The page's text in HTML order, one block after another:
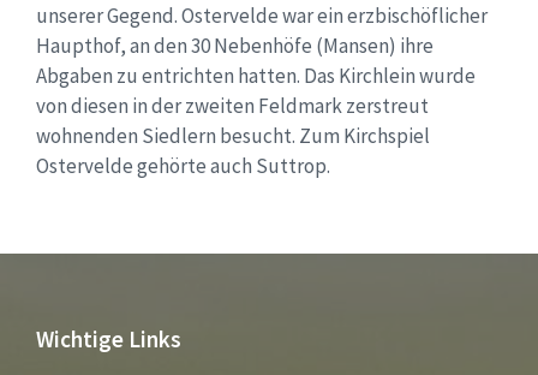
unserer Gegend. Ostervelde war ein erzbischöflicher
Haupthof, an den 30 Nebenhöfe (Mansen) ihre
Abgaben zu entrichten hatten. Das Kirchlein wurde
von diesen in der zweiten Feldmark zerstreut
wohnenden Siedlern besucht. Zum Kirchspiel
Ostervelde gehörte auch Suttrop.
Wichtige Links